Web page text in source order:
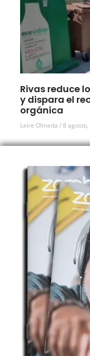
Rivas reduce
y dispara el
orgánica
Leire Olmeda 8 agosto,